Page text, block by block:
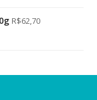
R$62,70